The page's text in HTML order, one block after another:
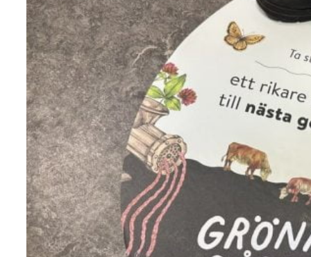
Konto
Kontakta oss
Miljö